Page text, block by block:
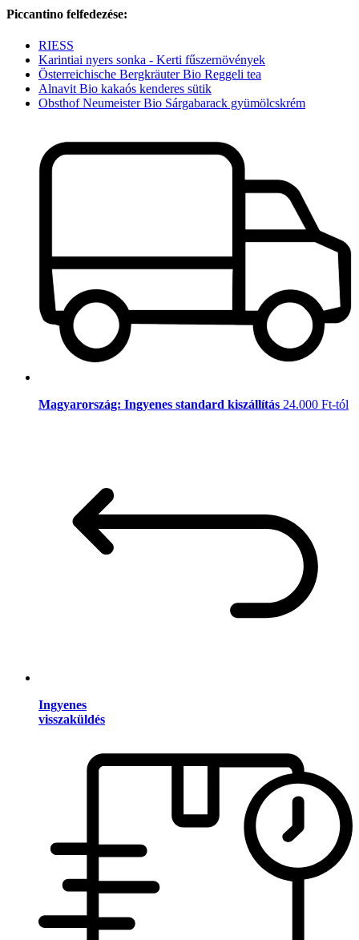
Piccantino felfedezése:
RIESS
Karintiai nyers sonka - Kerti fűszernövények
Österreichische Bergkräuter Bio Reggeli tea
Alnavit Bio kakaós kenderes sütik
Obsthof Neumeister Bio Sárgabarack gyümölcskrém
Magyarország: Ingyenes standard kiszállítás 24.000 Ft-tól
Ingyenes
visszaküldés